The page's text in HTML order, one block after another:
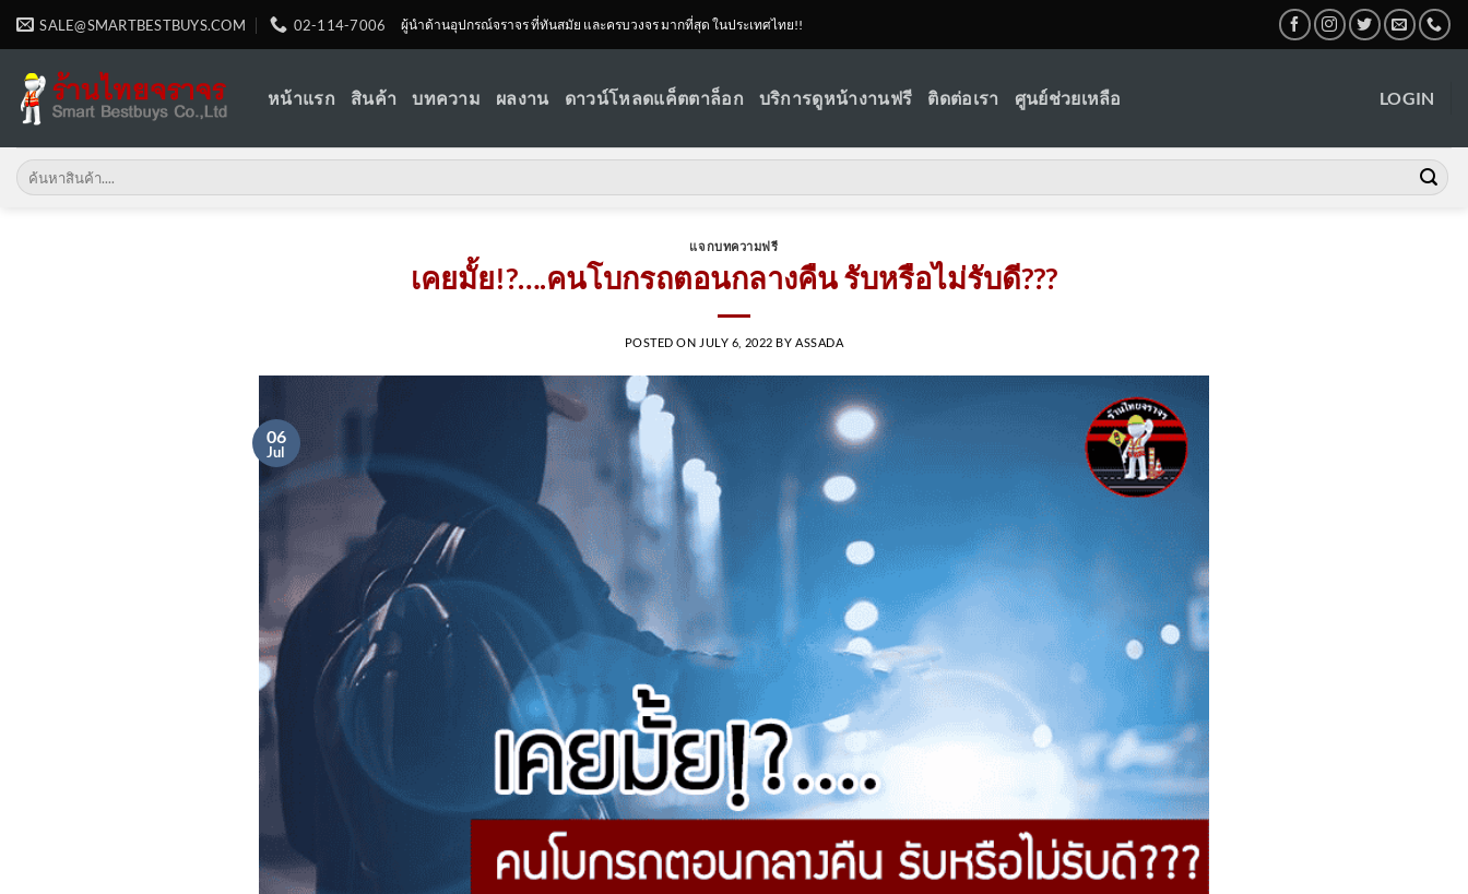
Skip
SALE@SMARTBESTBUYS.COM 02-114-7006 ผู้นำด้านอุปกรณ์จราจร ที่ทันสมัย และครบวงจร มากที่สุด ในประเทศไทย!!
หน้าแรก สินค้า บทความ ผลงาน ดาวน์โหลดแค็ตตาล็อก บริการดูหน้างานฟรี ติดต่อเรา ศูนย์ช่วยเหลือ LOGIN
Search
for:
แจกบทความฟรี
เคยมั้ย!?….คนโบกรถตอนกลางคืน รับหรือไม่รับดี???
POSTED ON JULY 6, 2022 BY ASSADA
06
Jul